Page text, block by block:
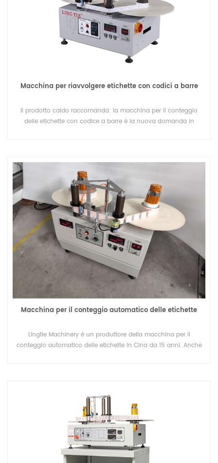
Macchina per riavvolgere etichette con codici a barre
Il prodotto caldo raccomanda: la macchina per il conteggio
delle etichette con codice a barre è la nuova domanda in
Macchina per il conteggio automatico delle etichette
Lingtie Machinery è un produttore della macchina per il
conteggio automatico delle etichette in Cina da 15 anni. Anche